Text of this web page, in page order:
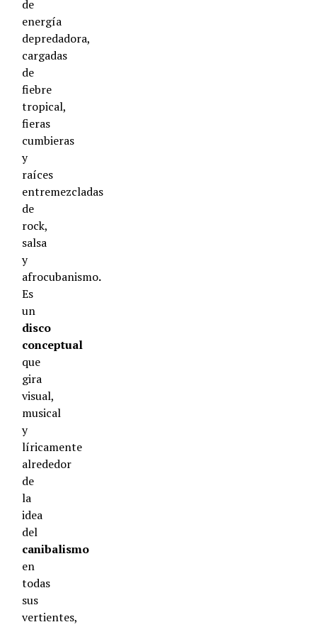
de
energía
depredadora,
cargadas
de
fiebre
tropical,
fieras
cumbieras
y
raíces
entremezcladas
de
rock,
salsa
y
afrocubanismo.
Es
un
disco
conceptual
que
gira
visual,
musical
y
líricamente
alrededor
de
la
idea
del
canibalismo
en
todas
sus
vertientes,